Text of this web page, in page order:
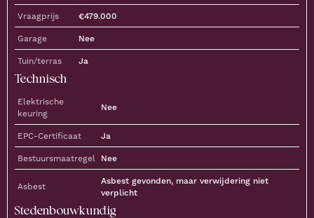
Vraagprijs €479.000
Garage Nee
Tuin/terras Ja
Technisch
Elektrische
keuring
Nee
EPC-Certificaat Ja
Bestuursmaatregel Nee
Asbest
Asbest gevonden, maar verwijdering niet
verplicht
Stedenbouwkundig